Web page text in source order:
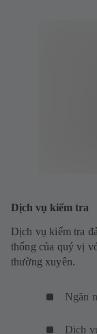
Dịch vụ kiểm tra
Dịch vụ kiểm tra
thống của quý vị
thường xuyên.
Ngăn
Dịch